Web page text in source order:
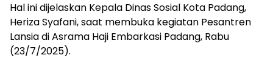
Hal ini dijelaskan Kepala Dinas Sosial Kota Padang,
Heriza Syafani, saat membuka kegiatan Pesantren
Lansia di Asrama Haji Embarkasi Padang, Rabu
(23/7/2025).